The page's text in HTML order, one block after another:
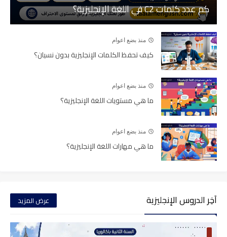
كم عدد كلمات C2 في اللغة الإنجليزية؟
منذ بضع اعوام
كيف تحفظ الكلمات الإنجليزية بدون نسيان؟
منذ بضع اعوام
ما هي مستويات اللغة الإنجليزية؟
منذ بضع اعوام
ما هي مهارات اللغة الإنجليزية؟
آخِر الدروس الإنجليزية عرض المزيد